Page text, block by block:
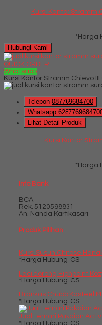
Kursi Kantor Stramm
*Harga
Hubungi Kami
QUICK ORDER
Whatsapp
Kursi Kantor Stramm Chievo III
Telepon 087769684700
Whatsapp
Lihat Detail Produk
Kursi Kantor
*Harga
Info Bank
BCA
Rek. 5120598831
An. Nanda Kartikasari
Produk Pilihan
Kursi Susun Chitose
*Harga Hubungi CS
Laci dorong Highpoint
*Harga Hubungi CS
Brankas Chubb Kasteel
*Harga Hubungi CS
Jual Lemari Pakaian Activ
*Harga Hubungi CS